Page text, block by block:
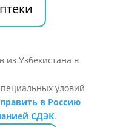
уловий
в Россию
СДЭК.